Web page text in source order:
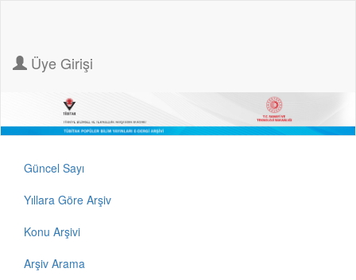
Üye Girişi
Güncel Sayı
Yıllara Göre Arşiv
Konu Arşivi
Arşiv Arama